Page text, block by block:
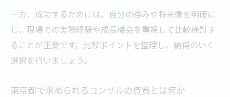
一方、成功するためには、自分の強みや将来像を明確に
し、現場での実務経験や成長機会を重視して比較検討す
ることが重要です。比較ポイントを整理し、納得のいく
選択を行いましょう。
東京都で求められるコンサルの資質とは何か